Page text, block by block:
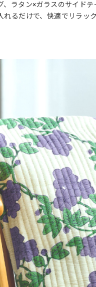
、ラタン×ガラスのサイド
れるだけで、快適でリラッ